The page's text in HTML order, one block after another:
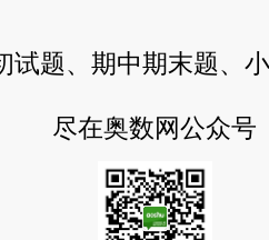
试题、期中期末题、
尽在奥数网公众号